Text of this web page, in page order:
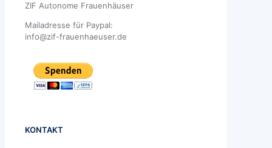
ZIF Autonome Frauenhäuser
Mailadresse für Paypal:
info@zif-frauenhaeuser.de
KONTAKT